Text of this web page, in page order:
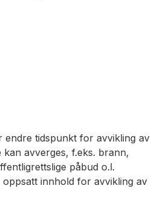
tidspunkt for avvikling av
avverges, f.eks. brann,
påbud o.l.
innhold for avvikling av